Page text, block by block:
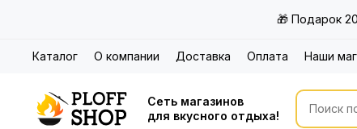
🎁 Подарок
Каталог О компании Доставка Оплата Наши
Сеть магазинов
для вкусного отдыха!